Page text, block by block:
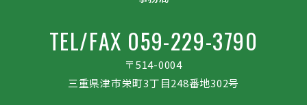
TEL/FAX 059-229-3790
〒514-0004
三重県津市栄町3丁目248番地302号